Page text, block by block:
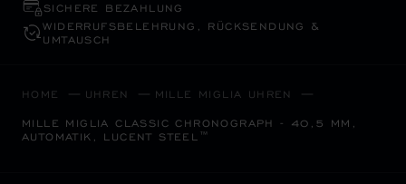
SICHERE BEZAHLUNG
WIDERRUFS­BELEHRUNG, RÜCKSENDUNG &
UMTAUSCH
HOME UHREN MILLE MIGLIA UHREN
MILLE MIGLIA CLASSIC CHRONOGRAPH - 40,5 MM,
AUTOMATIK, LUCENT STEEL™